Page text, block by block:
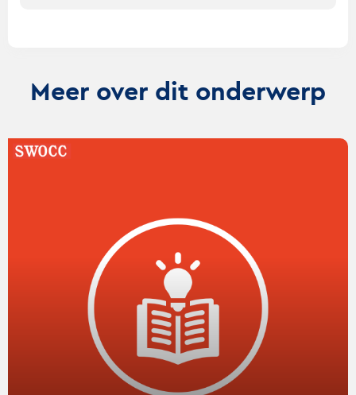
Meer over dit onderwerp
Lees